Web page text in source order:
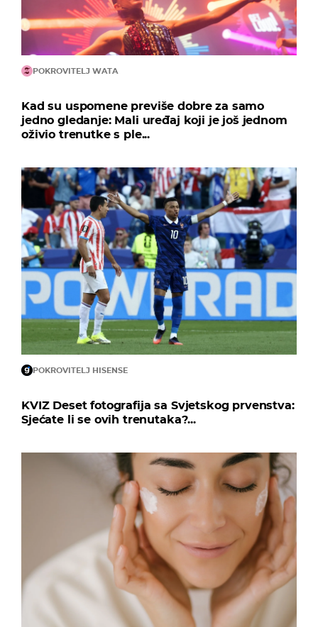
POKROVITELJ WATA
Kad su uspomene previše dobre za samo
jedno gledanje: Mali uređaj koji je još jednom
oživio trenutke s ple...
POKROVITELJ HISENSE
KVIZ Deset fotografija sa Svjetskog prvenstva:
Sjećate li se ovih trenutaka?...